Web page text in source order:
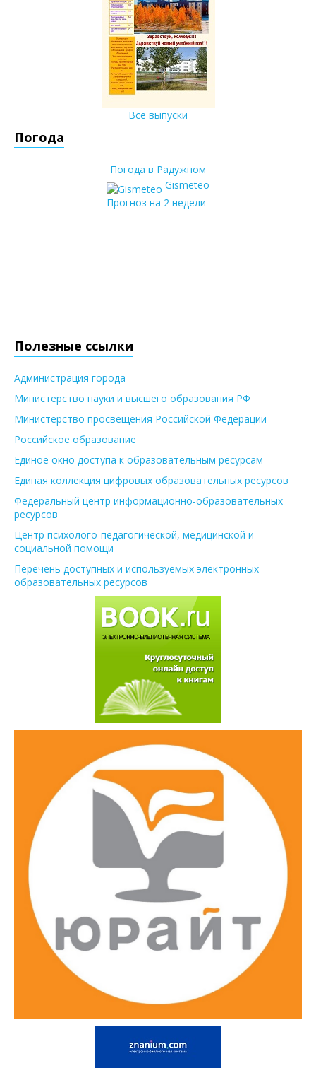
Все выпуски
Погода
Погода в Радужном
Gismeteo
Прогноз на 2 недели
Полезные ссылки
Администрация города
Министерство науки и высшего образования РФ
Министерство просвещения Российской Федерации
Российское образование
Единое окно доступа к образовательным ресурсам
Единая коллекция цифровых образовательных ресурсов
Федеральный центр информационно-образовательных
ресурсов
Центр психолого-педагогической, медицинской и
социальной помощи
Перечень доступных и используемых электронных
образовательных ресурсов